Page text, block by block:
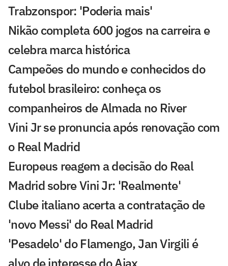
Trabzonspor: 'Poderia mais'
Nikão completa 600 jogos na carreira e
celebra marca histórica
Campeões do mundo e conhecidos do
futebol brasileiro: conheça os
companheiros de Almada no River
Vini Jr se pronuncia após renovação com
o Real Madrid
Europeus reagem a decisão do Real
Madrid sobre Vini Jr: 'Realmente'
Clube italiano acerta a contratação de
'novo Messi' do Real Madrid
'Pesadelo' do Flamengo, Jan Virgili é